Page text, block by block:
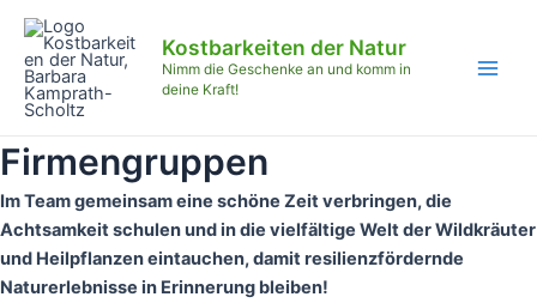
Zum
Inhalt
springen
Kostbarkeiten der Natur
Nimm die Geschenke an und komm in
deine Kraft!
Firmengruppen
Im Team gemeinsam eine schöne Zeit verbringen, die
Achtsamkeit schulen und in die vielfältige Welt der Wildkräuter
und Heilpflanzen eintauchen, damit resilienzfördernde
Naturerlebnisse in Erinnerung bleiben!